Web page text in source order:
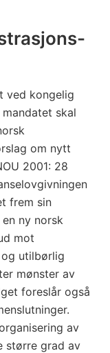
ved kongelig
skal
om nytt
2001: 28
frem sin
ny norsk
mot
og utilbørlig
mønster av
foreslår også
av
større grad av